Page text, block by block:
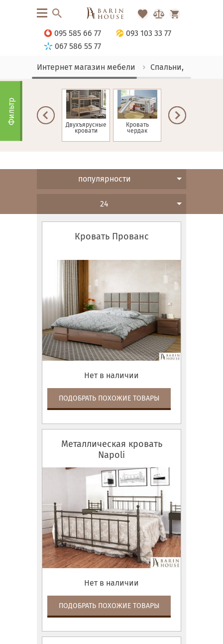
095 585 66 77
093 103 33 77
067 586 55 77
Интернет магазин мебели Спальни, Кровати
Односпальные
Двухъярусные
кровати
Кровать
чердак
Детские
Фильтр
популярности
24
Кровать Прованс
Нет в наличии
ПОДОБРАТЬ ПОХОЖИЕ ТОВАРЫ
Металлическая кровать
Napoli
Нет в наличии
ПОДОБРАТЬ ПОХОЖИЕ ТОВАРЫ